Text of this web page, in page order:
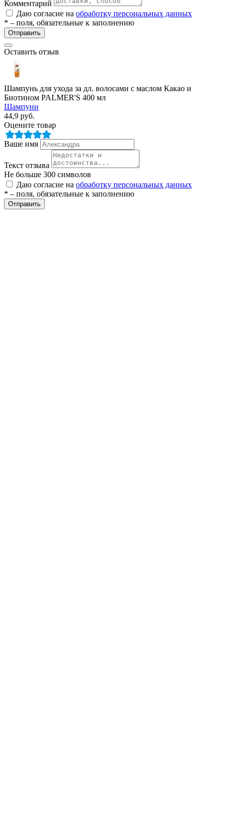
Комментарий
Даю согласие на обработку персональных данных
* – поля, обязательные к заполнению
Отправить
Оставить отзыв
Шампунь для ухода за дл. волосами с маслом Какао и
Биотином PALMER'S 400 мл
Шампуни
44,9 руб.
Оцените товар
Ваше имя
Текст отзыва
Не больше 300 символов
Даю согласие на обработку персональных данных
* – поля, обязательные к заполнению
Отправить